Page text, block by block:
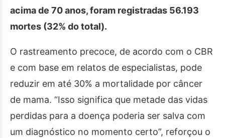
acima de 70 anos, foram registradas 56.193
mortes (32% do total).
O rastreamento precoce, de acordo com o CBR
e com base em relatos de especialistas, pode
reduzir em até 30% a mortalidade por câncer
de mama. “Isso significa que metade das vidas
perdidas para a doença poderia ser salva com
um diagnóstico no momento certo”, reforçou o